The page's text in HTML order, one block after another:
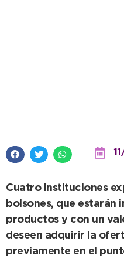
Cuatro instituciones
bolsones, que estarán
productos y con un
deseen adquirir la
previamente en el